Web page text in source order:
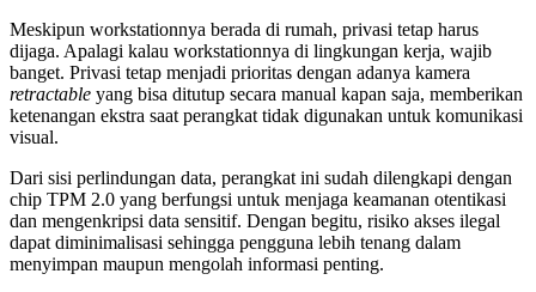
Meskipun workstationnya berada di rumah, privasi tetap harus
dijaga. Apalagi kalau workstationnya di lingkungan kerja, wajib
banget. Privasi tetap menjadi prioritas dengan adanya kamera
retractable yang bisa ditutup secara manual kapan saja, memberikan
ketenangan ekstra saat perangkat tidak digunakan untuk komunikasi
visual.
Dari sisi perlindungan data, perangkat ini sudah dilengkapi dengan
chip TPM 2.0 yang berfungsi untuk menjaga keamanan otentikasi
dan mengenkripsi data sensitif. Dengan begitu, risiko akses ilegal
dapat diminimalisasi sehingga pengguna lebih tenang dalam
menyimpan maupun mengolah informasi penting.